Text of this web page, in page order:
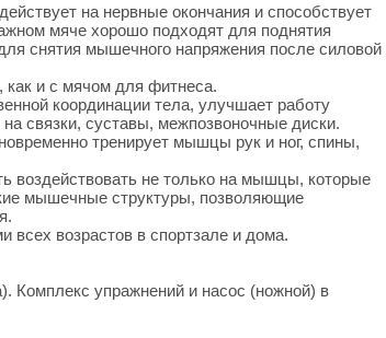
на нервные окончания и способствует
мяче хорошо подходят для поднятия
снятия мышечного напряжения после силовой
и с мячом для фитнеса.
координации тела, улучшает работу
связки, суставы, межпозвоночные диски.
тренирует мышцы рук и ног, спины,
воздействовать не только на мышцы, которые
мышечные структуры, позволяющие
возрастов в спортзале и дома.
Комплекс упражнений и насос (ножной) в